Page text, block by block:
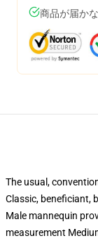
商品が届か
The usual,
Classic, beneficiant,
Male mannequin
measurement